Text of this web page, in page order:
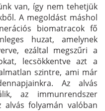
van, így nem tehetjük
A megoldást máshol
biomatracok fő
huzat, amelynek
ezáltal megszűri a
lecsökkentve azt a
szintre, ami már
Az alvás
az immunrendszer
alvás folyamán valóban